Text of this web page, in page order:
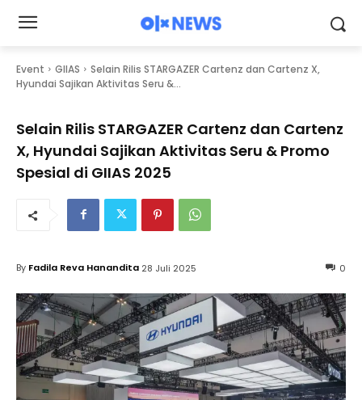
Event GIIAS
Selain Rilis STARGAZER Cartenz dan Cartenz X,
Hyundai Sajikan Aktivitas Seru &...
Selain Rilis STARGAZER Cartenz dan Cartenz
X, Hyundai Sajikan Aktivitas Seru & Promo
Spesial di GIIAS 2025
0
By Fadila Reva Hanandita 28 Juli 2025